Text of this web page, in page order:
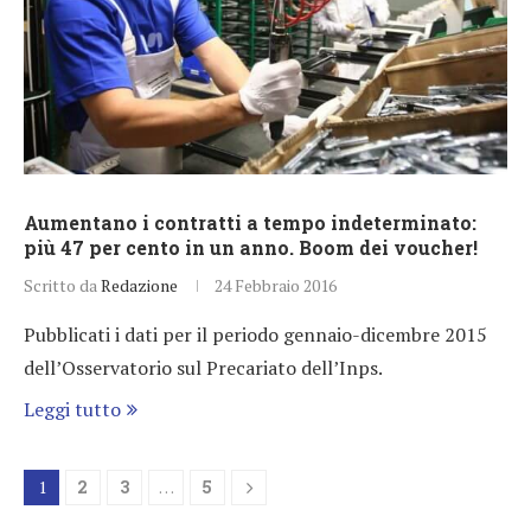
Aumentano i contratti a tempo indeterminato:
più 47 per cento in un anno. Boom dei voucher!
Scritto da Redazione 24 Febbraio 2016
Pubblicati i dati per il periodo gennaio-dicembre 2015
dell’Osservatorio sul Precariato dell’Inps.
Leggi tutto
1 2 3 … 5